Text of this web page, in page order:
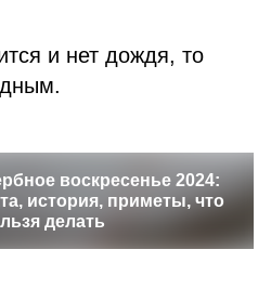
и нет дождя, то
воскресенье 2024:
история, приметы, что
делать